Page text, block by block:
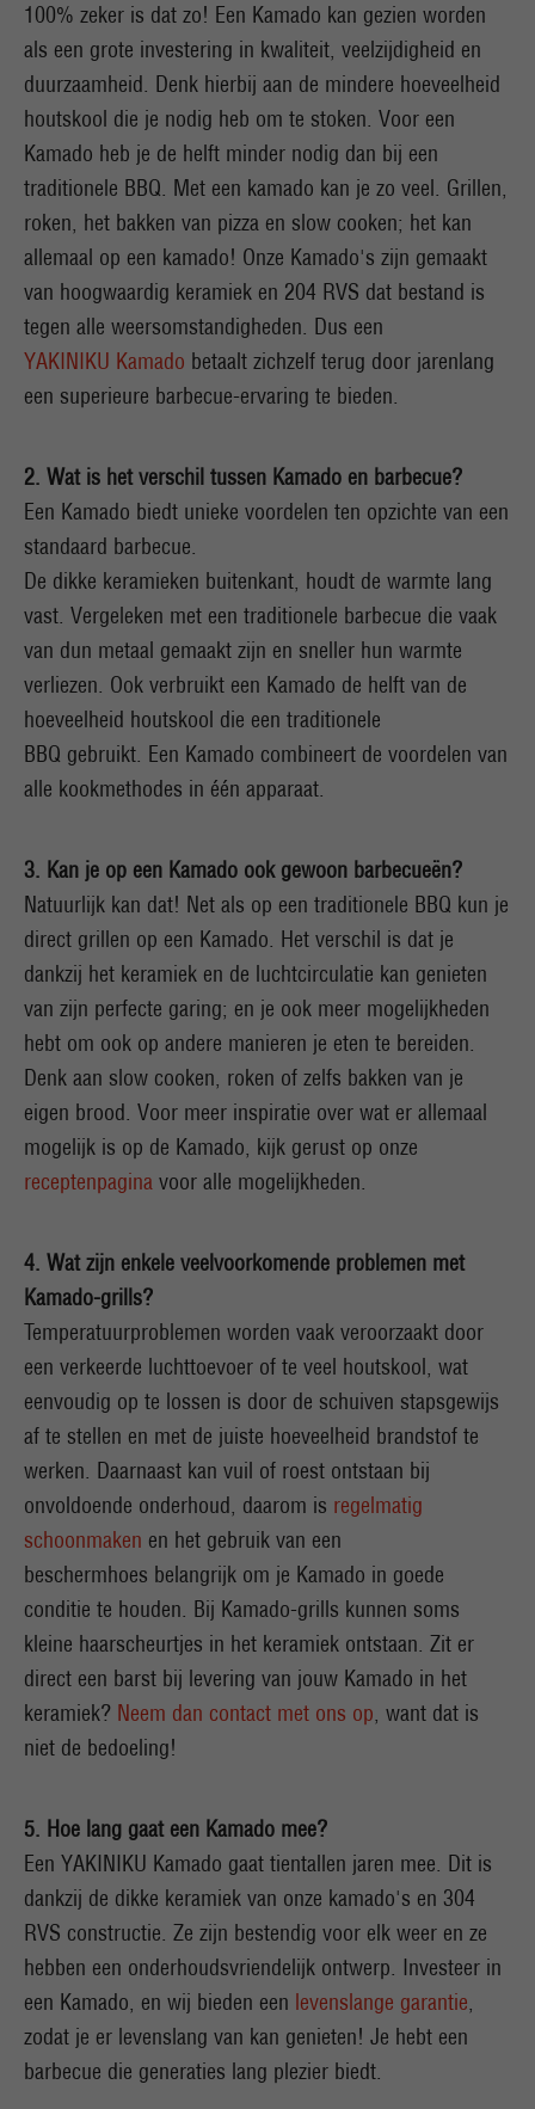
100% zeker is dat zo! Een Kamado kan gezien worden
als een grote investering in kwaliteit, veelzijdigheid en
duurzaamheid. Denk hierbij aan de mindere hoeveelheid
houtskool die je nodig heb om te stoken. Voor een
Kamado heb je de helft minder nodig dan bij een
traditionele BBQ. Met een kamado kan je zo veel. Grillen,
roken, het bakken van pizza en slow cooken; het kan
allemaal op een kamado! Onze Kamado's zijn gemaakt
van hoogwaardig keramiek en 204 RVS dat bestand is
tegen alle weersomstandigheden. Dus een
YAKINIKU Kamado betaalt zichzelf terug door jarenlang
een superieure barbecue-ervaring te bieden.
2. Wat is het verschil tussen Kamado en barbecue?
Een Kamado biedt unieke voordelen ten opzichte van een
standaard barbecue.
De dikke keramieken buitenkant, houdt de warmte lang
vast. Vergeleken met een traditionele barbecue die vaak
van dun metaal gemaakt zijn en sneller hun warmte
verliezen. Ook verbruikt een Kamado de helft van de
hoeveelheid houtskool die een traditionele
BBQ gebruikt. Een Kamado combineert de voordelen van
alle kookmethodes in één apparaat.
3. Kan je op een Kamado ook gewoon barbecueën?
Natuurlijk kan dat! Net als op een traditionele BBQ kun je
direct grillen op een Kamado. Het verschil is dat je
dankzij het keramiek en de luchtcirculatie kan genieten
van zijn perfecte garing; en je ook meer mogelijkheden
hebt om ook op andere manieren je eten te bereiden.
Denk aan slow cooken, roken of zelfs bakken van je
eigen brood. Voor meer inspiratie over wat er allemaal
mogelijk is op de Kamado, kijk gerust op onze
receptenpagina voor alle mogelijkheden.
4. Wat zijn enkele veelvoorkomende problemen met
Kamado-grills?
Temperatuurproblemen worden vaak veroorzaakt door
een verkeerde luchttoevoer of te veel houtskool, wat
eenvoudig op te lossen is door de schuiven stapsgewijs
af te stellen en met de juiste hoeveelheid brandstof te
werken. Daarnaast kan vuil of roest ontstaan bij
onvoldoende onderhoud, daarom is regelmatig
schoonmaken en het gebruik van een
beschermhoes belangrijk om je Kamado in goede
conditie te houden. Bij Kamado-grills kunnen soms
kleine haarscheurtjes in het keramiek ontstaan. Zit er
direct een barst bij levering van jouw Kamado in het
keramiek? Neem dan contact met ons op, want dat is
niet de bedoeling!
5. Hoe lang gaat een Kamado mee?
Een YAKINIKU Kamado gaat tientallen jaren mee. Dit is
dankzij de dikke keramiek van onze kamado's en 304
RVS constructie. Ze zijn bestendig voor elk weer en ze
hebben een onderhoudsvriendelijk ontwerp. Investeer in
een Kamado, en wij bieden een levenslange garantie,
zodat je er levenslang van kan genieten! Je hebt een
barbecue die generaties lang plezier biedt.